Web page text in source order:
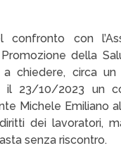
confronto con
della
a chiedere, circa
il 23/10/2023 un
Michele Emiliano
dei lavoratori,
senza riscontro.